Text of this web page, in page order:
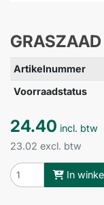
GRASZAAD
Artikelnummer
Voorraadstatus
24.40 incl. btw
23.02 excl. btw
In